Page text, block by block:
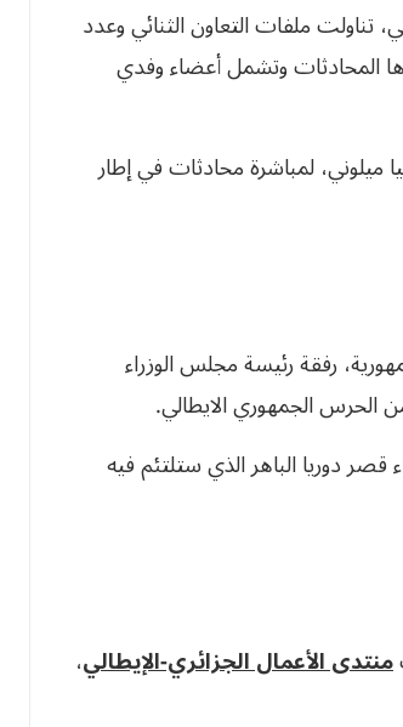
تناولت ملفات التعاون الثنائي وعدد
المحادثات وتشمل أعضاء وفدي
ميلوني، لمباشرة محادثات في إطار
رفقة رئيسة مجلس الوزراء
الحرس الجمهوري الايطالي.
دوريا الباهر الذي ستلتئم فيه
منتدى الأعمال الجزائري-الإيطالي،